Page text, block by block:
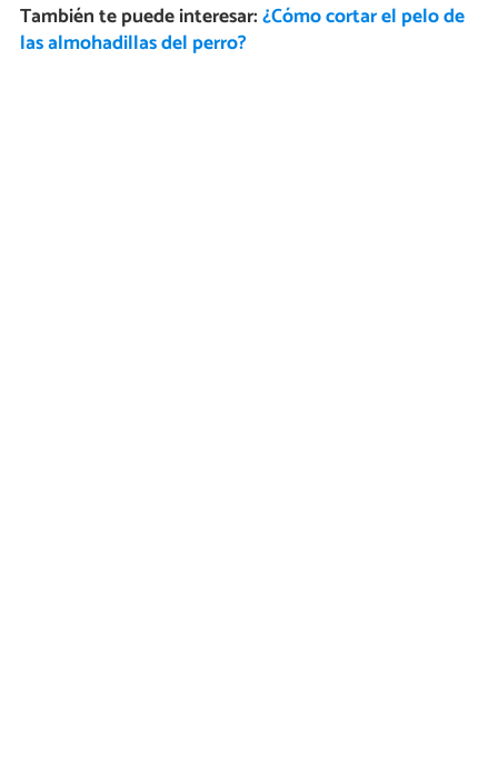
También te puede interesar:¿Cómo cortar el pelo de
las almohadillas del perro?